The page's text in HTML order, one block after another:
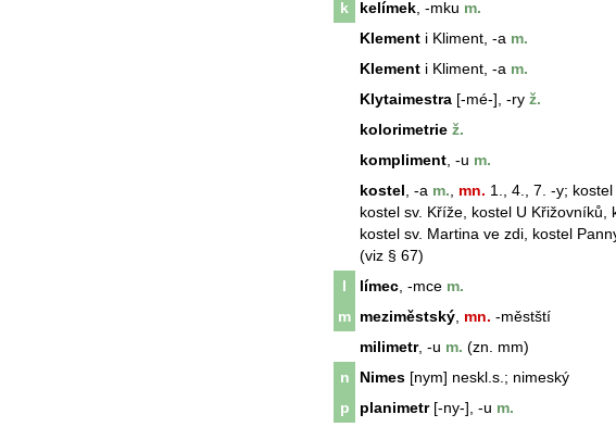
k
kelímek , -mku m.
Klement i Kliment, -a m.
Klement i Kliment, -a m.
Klytaimestra [-mé-], -ry ž.
kolorimetrie ž.
kompliment , -u m.
kostel , -a m. mn. 1., 4., 7. -y; kostel
kostel sv. Kříže, kostel U Křižovníků,
kostel sv. Martina ve zdi, kostel
(viz § 67)
l
límec , -mce m.
m meziměstský mn. -městští
milimetr, -u m. (zn. mm)
n
Nimes [nym] neskl.s.; nimeský
p
planimetr[-ny-], -u m.